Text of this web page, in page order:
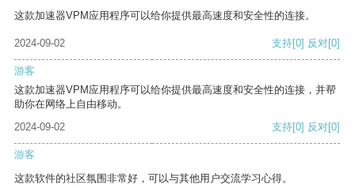
这款加速器VPM应用程序可以给你提供最高速度和安全性的连接。
2024-09-02 支持[0] 反对[0]
游客
这款加速器VPM应用程序可以给你提供最高速度和安全性的连接，并帮
助你在网络上自由移动。
2024-09-02
支持[0] 反对[0]
游客
这款软件的社区氛围非常好，可以与其他用户交流学习心得。